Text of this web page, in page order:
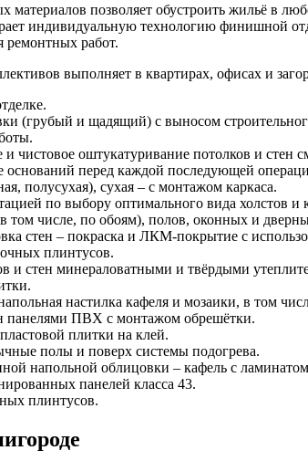
позволяет обустроить жильё в
индивидуальную технологию финишной
ремонтных работ.
выполняет в квартирах, офисах и
(грубый и щадящий) с выносом
чистовое оштукатуривание потолков и
оснований перед каждой последующей
полусухая), сухая – с монтажом каркаса.
по выбору оптимального вида холстов и
том числе, по обоям), полов, оконных и
стен – покраска и ЛКМ-покрытие с
плинтусов.
и стен минераловатными и твёрдыми
настилка кафеля и мозаики, в том
панелями ПВХ с монтажом обрешётки.
плитки на клей.
полы и поверх системы подогрева.
напольной облицовки – кафель с
панелей класса 43.
плинтусов.